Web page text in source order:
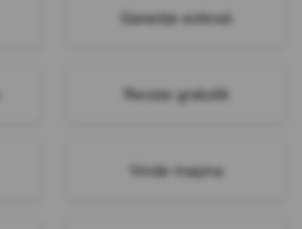
Garanție extinsă
Revizie gratuită
Vinde mașina